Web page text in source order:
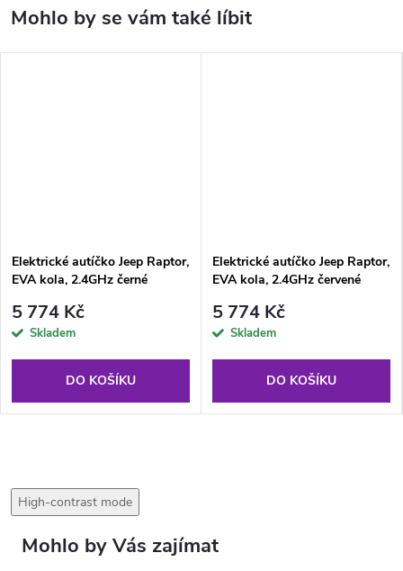
Elektrické autíčko Jeep Raptor,
EVA kola, 2.4GHz černé
5 774 Kč
Skladem
DO KOŠÍKU
Elektrické autíčko Jeep Raptor,
EVA kola, 2.4GHz červené
5 774 Kč
Skladem
DO KOŠÍKU
High-contrast mode